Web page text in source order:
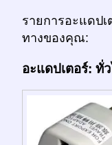
รายการอะแดป
ทางของคุณ:
อะแดปเตอร์: ทั่